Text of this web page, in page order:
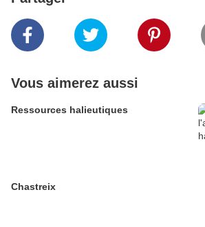
Vous aimerez aussi
Ressources halieutiques
Chastreix